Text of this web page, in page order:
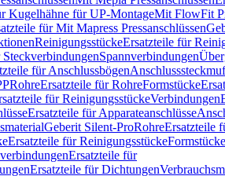
Kugelhähne für UP-MontageMit FlowFit
für Mit Mapress Pressanschlüssen
ReinigungsstückeErsatzteile für
Spannverbindungen
für Anschlussbögen
RohreErsatzteile für RohreFormstücke
für ReinigungsstückeVerbindungen
Ersatzteile für Apparateanschlüsse
Geberit Silent-ProRohreErsatzteile
Ersatzteile für Reinigungsstücke
Ersatzteile für
Ersatzteile für Dichtungen